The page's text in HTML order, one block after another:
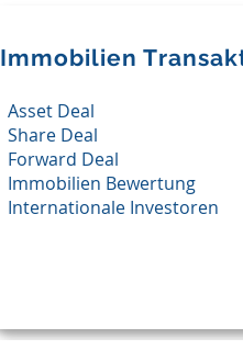
Immobilien
Asset Deal
Share Deal
Forward Deal
Immobilien Bewertung
Internationale Investoren